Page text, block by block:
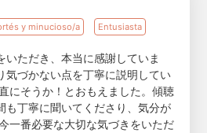
y minucioso/a Entusiasta
いただき、本当に感謝していま
気づかない点を丁寧に説明してい
にそうか！とおもえました。傾聴
も丁寧に聞いてくださり、気分が
一番必要な大切な気づきをいただ